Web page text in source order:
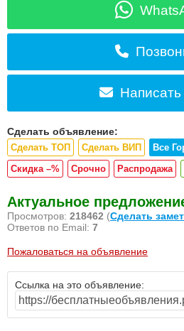
Написать
Сделать объявление:
Сделать ТОП Сделать ВИП Все
Скидка –%
Срочно Распродажа
Актуальное
Просмотров: 218462 (Сделать
Ответов по Email: 7
Пожаловаться на объявление
Ссылка на это объявление: